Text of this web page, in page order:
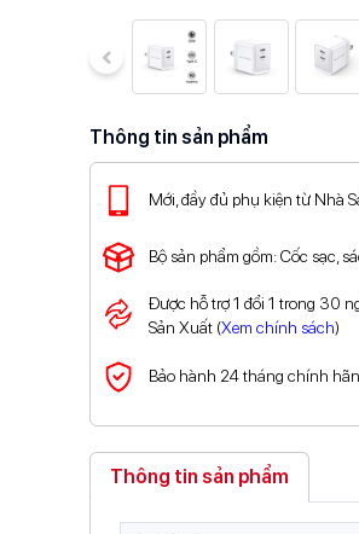
Thông tin sản phẩm
Mới, đầy đủ phụ kiện từ Nhà
Bộ sản phẩm gồm: Cốc sạc,
Được hỗ trợ 1 đổi 1 trong 30
Sản Xuất (Xem chính sách)
Bảo hành 24 tháng chính
Thông tin sản phẩm